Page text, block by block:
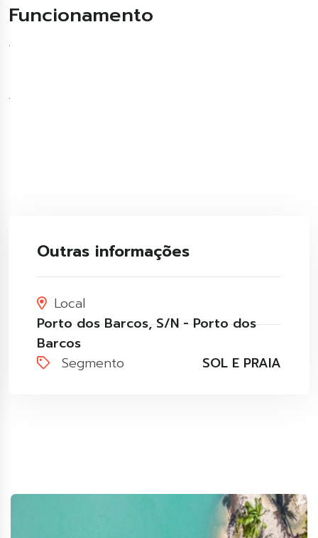
Funcionamento
.
.
Outras informações
Local
Porto dos Barcos, S/N - Porto dos
Barcos
Segmento
SOL E PRAIA